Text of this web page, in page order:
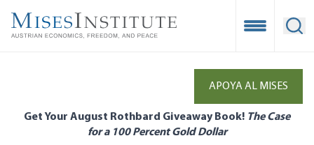
main
Open
APOYA AL MISES
Get Your August Rothbard Giveaway Book! The Case
for a 100 Percent Gold Dollar